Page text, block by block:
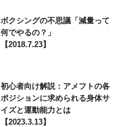
ボクシングの不思議「減量って
何でやるの？」
【2018.7.23】
初心者向け解説：アメフトの各
ポジションに求められる身体サ
イズと運動能力とは
【2023.3.13】